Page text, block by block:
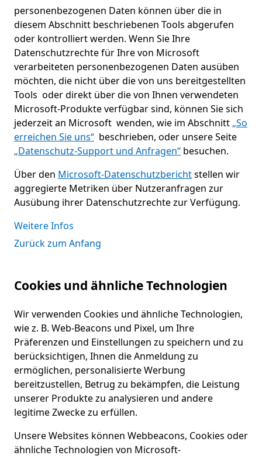
personenbezogenen Daten können über die in
diesem Abschnitt beschriebenen Tools abgerufen
oder kontrolliert werden. Wenn Sie Ihre
Datenschutzrechte für Ihre von Microsoft
verarbeiteten personenbezogenen Daten ausüben
möchten, die nicht über die von uns bereitgestellten
Tools oder direkt über die von Ihnen verwendeten
Microsoft-Produkte verfügbar sind, können Sie sich
jederzeit an Microsoft wenden, wie im Abschnitt „So
erreichen Sie uns“ beschrieben, oder unsere Seite
„Datenschutz-Support und Anfragen“ besuchen.
Über den Microsoft-Datenschutzberichtstellen wir
aggregierte Metriken über Nutzeranfragen zur
Ausübung ihrer Datenschutzrechte zur Verfügung.
Weitere Infos
Zurück zum Anfang
Cookies und ähnliche Technologien
Wir verwenden Cookies und ähnliche Technologien,
wie z. B. Web-Beacons und Pixel, um Ihre
Präferenzen und Einstellungen zu speichern und zu
berücksichtigen, Ihnen die Anmeldung zu
ermöglichen, personalisierte Werbung
bereitzustellen, Betrug zu bekämpfen, die Leistung
unserer Produkte zu analysieren und andere
legitime Zwecke zu erfüllen.
Unsere Websites können Webbeacons, Cookies oder
ähnliche Technologien von Microsoft-